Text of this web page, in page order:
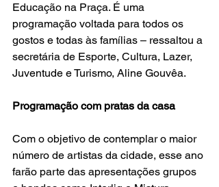
Educação na Praça. É uma
programação voltada para todos os
gostos e todas às famílias – ressaltou a
secretária de Esporte, Cultura, Lazer,
Juventude e Turismo, Aline Gouvêa.
Programação com pratas da casa
Com o objetivo de contemplar o maior
número de artistas da cidade, esse ano
farão parte das apresentações grupos